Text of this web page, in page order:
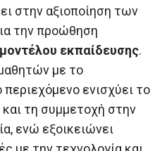
στην αξιοποίηση των
την προώθηση
εκπαίδευσης.
με το
ενισχύει το
τη συμμετοχή στην
ενώ εξοικειώνει